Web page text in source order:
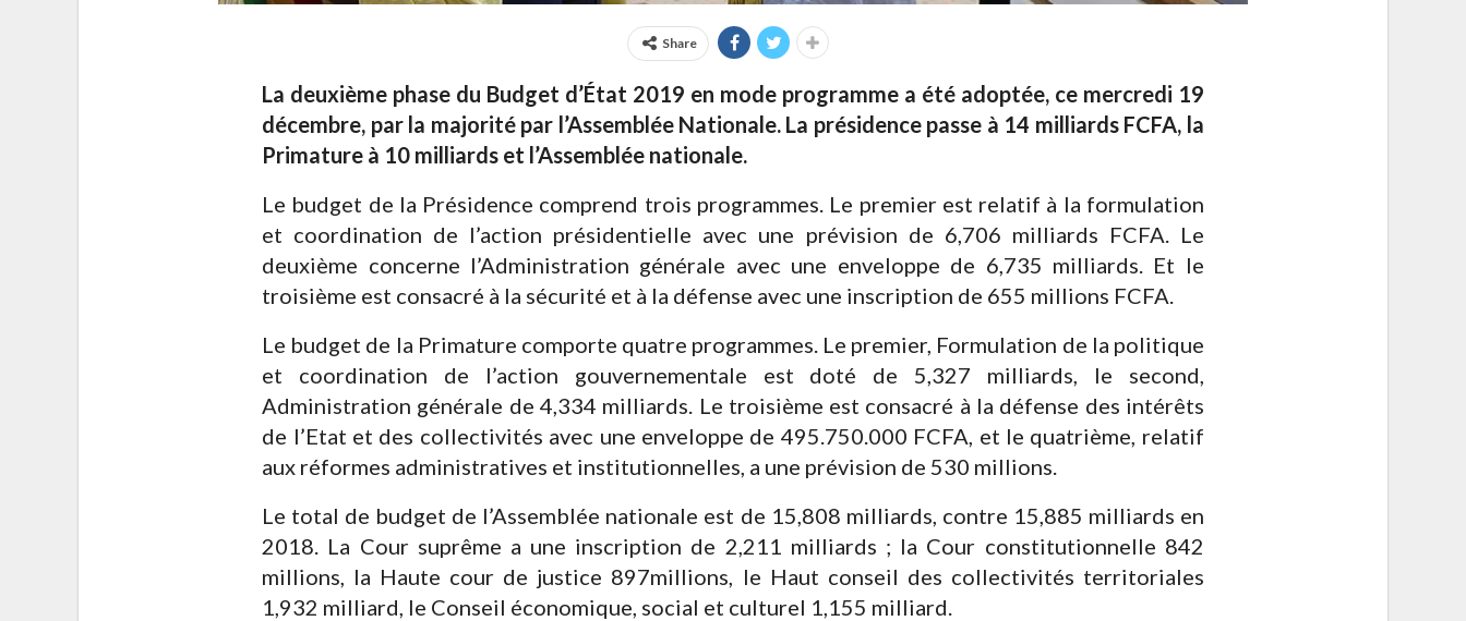
Share
La deuxième phase du Budget d’État 2019 en mode programme a été adoptée, ce mercredi 19
décembre, par la majorité par l’Assemblée Nationale. La présidence passe à 14 milliards FCFA, la
Primature à 10 milliards et l’Assemblée nationale.
Le budget de la Présidence comprend trois programmes. Le premier est relatif à la formulation
et coordination de l’action présidentielle avec une prévision de 6,706 milliards FCFA. Le
deuxième concerne l’Administration générale avec une enveloppe de 6,735 milliards. Et le
troisième est consacré à la sécurité et à la défense avec une inscription de 655 millions FCFA.
Le budget de la Primature comporte quatre programmes. Le premier, Formulation de la politique
et coordination de l’action gouvernementale est doté de 5,327 milliards, le second,
Administration générale de 4,334 milliards. Le troisième est consacré à la défense des intérêts
de l’Etat et des collectivités avec une enveloppe de 495.750.000 FCFA, et le quatrième, relatif
aux réformes administratives et institutionnelles, a une prévision de 530 millions.
Le total de budget de l’Assemblée nationale est de 15,808 milliards, contre 15,885 milliards en
2018. La Cour suprême a une inscription de 2,211 milliards ; la Cour constitutionnelle 842
millions, la Haute cour de justice 897millions, le Haut conseil des collectivités territoriales
1,932 milliard, le Conseil économique, social et culturel 1,155 milliard.